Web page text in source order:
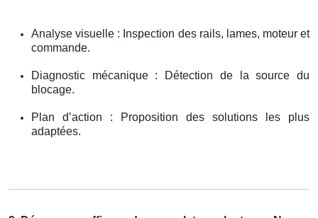
Analyse visuelle : Inspection des rails, lames, moteur et
commande.
Diagnostic mécanique : Détection de la source du
blocage.
Plan d’action : Proposition des solutions les plus
adaptées.